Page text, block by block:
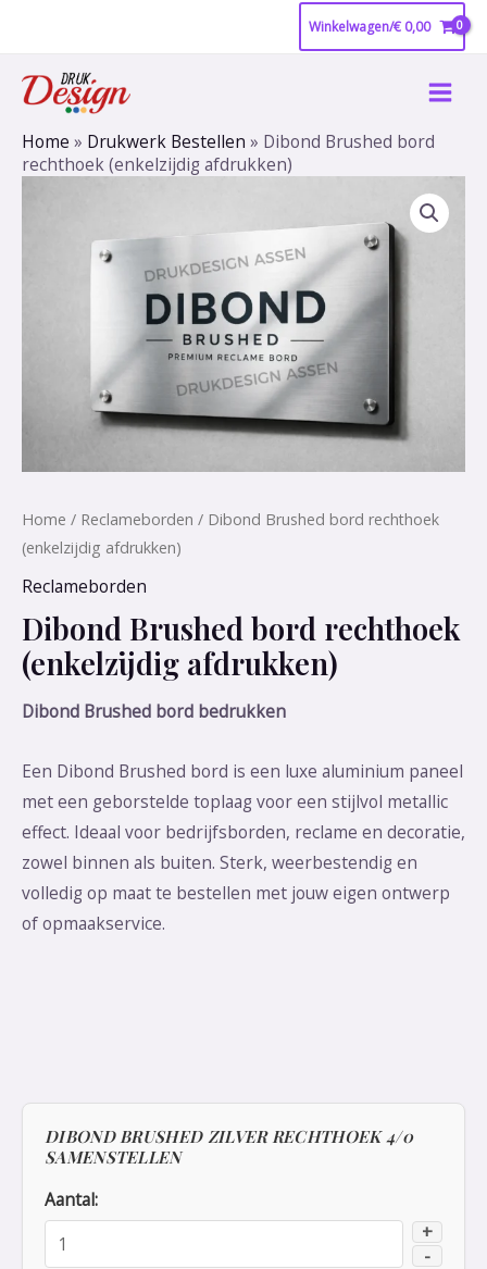
inhoud
Winkelwagen/€ 0,00
Main
Home » Drukwerk Bestellen » Dibond Brushed bord
rechthoek (enkelzijdig afdrukken)
Home / Reclameborden / Dibond Brushed bord rechthoek
(enkelzijdig afdrukken)
Reclameborden
Dibond Brushed bord rechthoek
(enkelzijdig afdrukken)
Dibond Brushed bord bedrukken
Een Dibond Brushed bord is een luxe aluminium paneel
met een geborstelde toplaag voor een stijlvol metallic
effect. Ideaal voor bedrijfsborden, reclame en decoratie,
zowel binnen als buiten. Sterk, weerbestendig en
volledig op maat te bestellen met jouw eigen ontwerp
of opmaakservice.
DIBOND BRUSHED ZILVER RECHTHOEK 4/0
SAMENSTELLEN
Aantal:
+
-